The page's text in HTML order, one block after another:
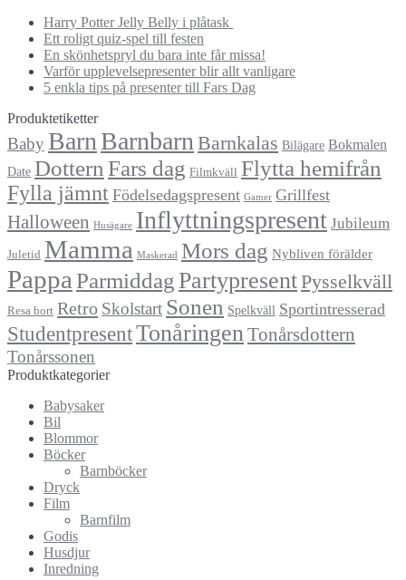
Harry Potter Jelly Belly i plåtask
Ett roligt quiz-spel till festen
En skönhetspryl du bara inte får missa!
Varför upplevelsepresenter blir allt vanligare
5 enkla tips på presenter till Fars Dag
Produktetiketter
Baby Barn Barnbarn Barnkalas Bilägare Bokmalen
Date Dottern Fars dag Filmkväll Flytta hemifrån
Fylla jämnt Födelsedagspresent Gamer Grillfest
Halloween Husägare Inflyttningspresent Jubileum
Juletid Mamma Maskerad Mors dag Nybliven förälder
Pappa ParmiddagPartypresentPysselkväll
Resa bort Retro Skolstart Sonen Spelkväll Sportintresserad
StudentpresentTonåringen Tonårsdottern
Tonårssonen
Produktkategorier
Babysaker
Bil
Blommor
Böcker
Barnböcker
Dryck
Film
Barnfilm
Godis
Husdjur
Inredning